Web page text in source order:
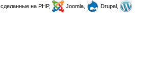
, сделанные на PHP, Joomla,
Drupal,